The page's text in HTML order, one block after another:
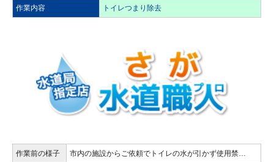
作業内容 トイレつまり除去
作業前の様子 市内の施設からご依頼でトイレの水が引かず使用禁…